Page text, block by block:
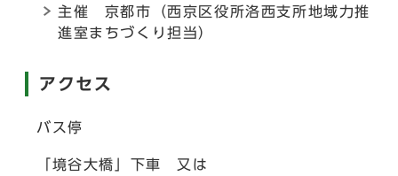
主催 京都市（西京区役所洛西支所地域力推
進室まちづくり担当）
アクセス
バス停
「境谷大橋」下車 又は